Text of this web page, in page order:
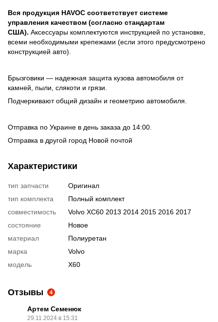
Вся продукция HAVOC соответствует системе
управления качеством (согласно стандартам
США). Аксессуары комплектуются инструкцией по установке,
всеми необходимыми крепежами (если этого предусмотрено
конструкцией авто).
Брызговики — надежная защита кузова автомобиля от
камней, пыли, слякоти и грязи.
Подчеркивают общий дизайн и геометрию автомобиля.
Отправка по Украине в день заказа до 14:00.
Отправка в другой город Новой почтой
Характеристики
тип запчасти
Оригинал
тип комплекта
Полный комплект
совместимость
Volvo XC60 2013 2014 2015 2016 2017
состояние
Новое
материал
Полиуретан
марка
Volvo
модель
X60
Отзывы 4
Артем Семенюк
29.11.2024 в 15:31